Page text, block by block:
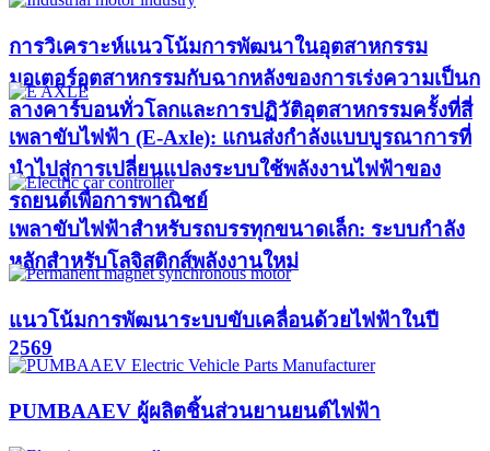
การวิเคราะห์แนวโน้มการพัฒนาในอุตสาหกรรม
มอเตอร์อุตสาหกรรมกับฉากหลังของการเร่งความเป็นก
ลางคาร์บอนทั่วโลกและการปฏิวัติอุตสาหกรรมครั้งที่สี่
เพลาขับไฟฟ้า (E-Axle): แกนส่งกำลังแบบบูรณาการที่
นำไปสู่การเปลี่ยนแปลงระบบใช้พลังงานไฟฟ้าของ
รถยนต์เพื่อการพาณิชย์
เพลาขับไฟฟ้าสำหรับรถบรรทุกขนาดเล็ก: ระบบกำลัง
หลักสำหรับโลจิสติกส์พลังงานใหม่
แนวโน้มการพัฒนาระบบขับเคลื่อนด้วยไฟฟ้าในปี
2569
PUMBAAEV ผู้ผลิตชิ้นส่วนยานยนต์ไฟฟ้า